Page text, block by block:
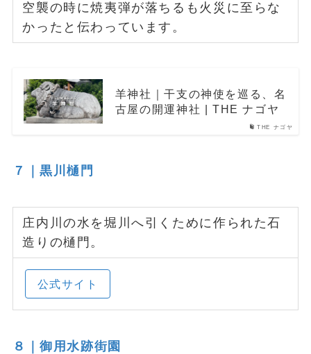
空襲の時に焼夷弾が落ちるも火災に至らな
かったと伝わっています。
THE ナゴヤ
羊神社｜干支の神使を巡る、名
古屋の開運神社 | THE ナゴヤ
７｜黒川樋門
庄内川の水を堀川へ引くために作られた石
造りの樋門。
公式サイト
８｜御用水跡街園